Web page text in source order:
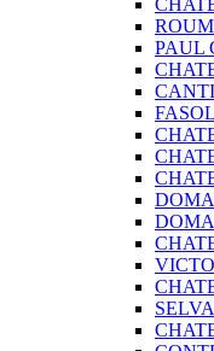
PAUL